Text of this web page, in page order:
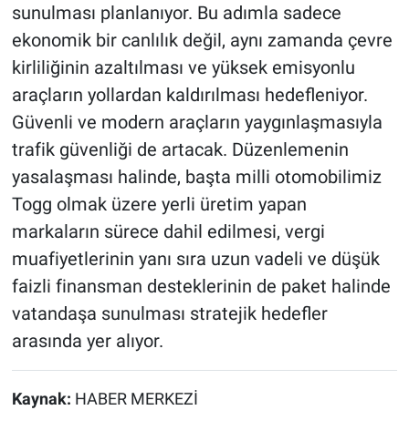
sunulması planlanıyor. Bu adımla sadece
ekonomik bir canlılık değil, aynı zamanda çevre
kirliliğinin azaltılması ve yüksek emisyonlu
araçların yollardan kaldırılması hedefleniyor.
Güvenli ve modern araçların yaygınlaşmasıyla
trafik güvenliği de artacak. Düzenlemenin
yasalaşması halinde, başta milli otomobilimiz
Togg olmak üzere yerli üretim yapan
markaların sürece dahil edilmesi, vergi
muafiyetlerinin yanı sıra uzun vadeli ve düşük
faizli finansman desteklerinin de paket halinde
vatandaşa sunulması stratejik hedefler
arasında yer alıyor.
Kaynak: HABER MERKEZİ